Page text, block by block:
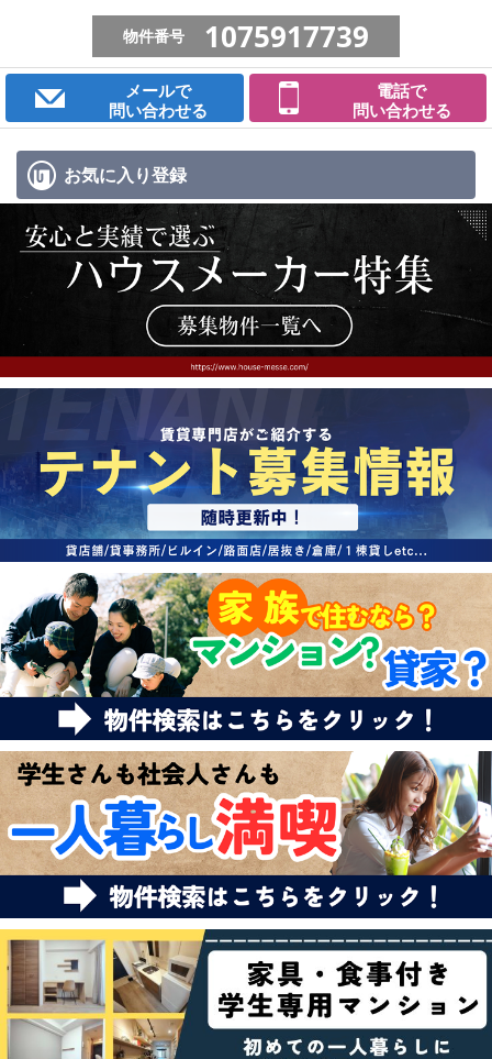
物件番号 1075917739
メールで
問い合わせる
電話で
問い合わせる
お気に入り登録